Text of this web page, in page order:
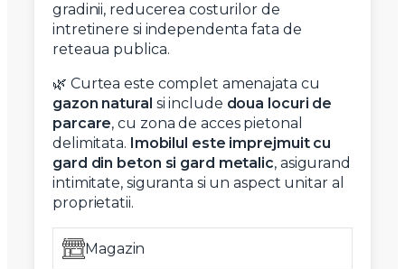
gradinii, reducerea costurilor de
intretinere si independenta fata de
reteaua publica.
🌿 Curtea este complet amenajata cu
gazon natural si include doua locuri de
parcare, cu zona de acces pietonal
delimitata. Imobilul este imprejmuit cu
gard din beton si gard metalic, asigurand
intimitate, siguranta si un aspect unitar al
proprietatii.
Magazin